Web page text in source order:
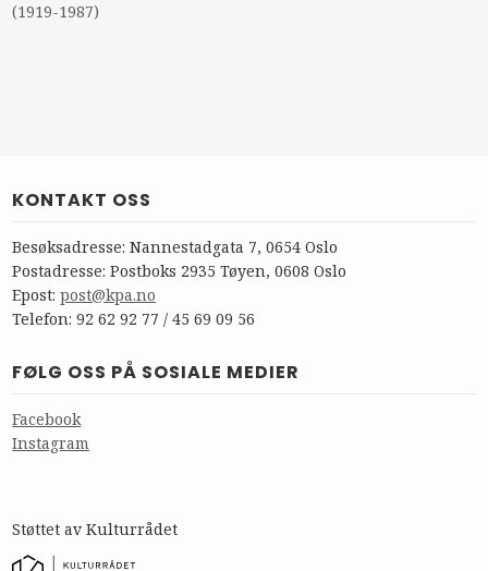
(1919-1987)
KONTAKT OSS
Besøksadresse: Nannestadgata 7, 0654 Oslo
Postadresse: Postboks 2935 Tøyen, 0608 Oslo
Epost:post@kpa.no
Telefon: 92 62 92 77 / 45 69 09 56
FØLG OSS PÅ SOSIALE MEDIER
Facebook
Instagram
Støttet av Kulturrådet